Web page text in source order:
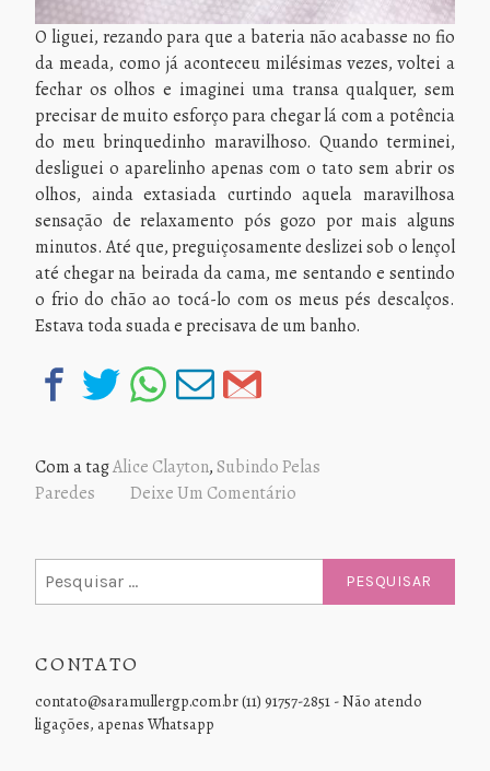
O liguei, rezando para que a bateria não acabasse no fio
da meada, como já aconteceu milésimas vezes, voltei a
fechar os olhos e imaginei uma transa qualquer, sem
precisar de muito esforço para chegar lá com a potência
do meu brinquedinho maravilhoso. Quando terminei,
desliguei o aparelinho apenas com o tato sem abrir os
olhos, ainda extasiada curtindo aquela maravilhosa
sensação de relaxamento pós gozo por mais alguns
minutos. Até que, preguiçosamente deslizei sob o lençol
até chegar na beirada da cama, me sentando e sentindo
o frio do chão ao tocá-lo com os meus pés descalços.
Estava toda suada e precisava de um banho.
Com a tagAlice Clayton,Subindo Pelas
Paredes
Deixe Um Comentário
por:
CONTATO
contato@saramullergp.com.br (11) 91757-2851 - Não atendo
ligações, apenas Whatsapp